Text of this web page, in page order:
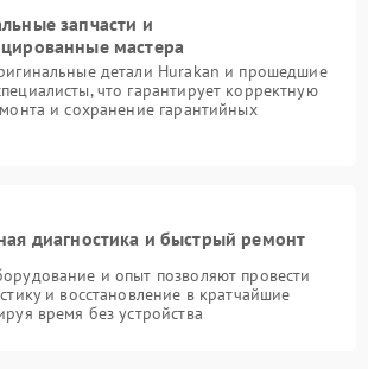
запчасти и
мастера
детали Hurakan и прошедшие
что гарантирует корректную
и сохранение гарантийных
диагностика и быстрый ремонт
и опыт позволяют провести
и восстановление в кратчайшие
время без устройства